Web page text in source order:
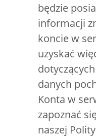
będzie
informacji
koncie w
uzyskać
danych
Konta w
zapoznać
naszej